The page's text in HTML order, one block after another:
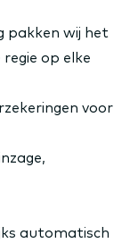
pakken wij het
op elke
voor
automatisch